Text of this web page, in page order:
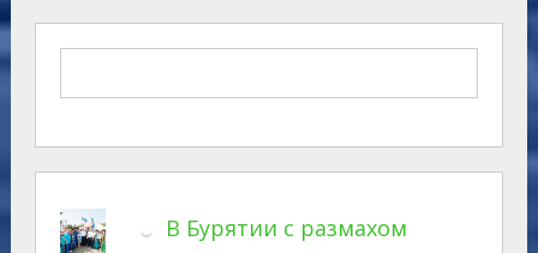
В Бурятии с размахом